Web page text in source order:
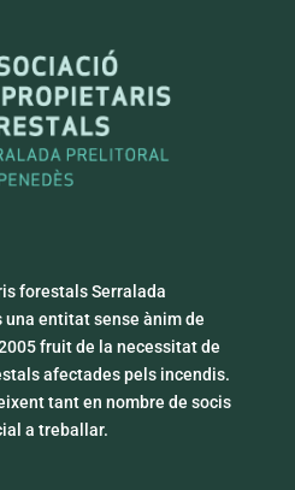
forestals Serralada
entitat sense ànim de
fruit de la necessitat de
afectades pels incendis.
tant en nombre de socis
a treballar.